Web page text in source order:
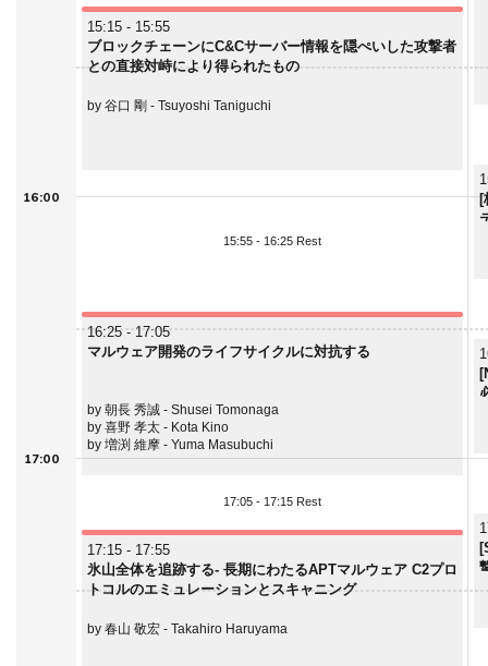
16:00
17:00
15:15 - 15:55
ブロックチェーンにC&Cサーバー情報を隠ぺいした攻撃者
との直接対峙により得られたもの
by 谷口 剛 - Tsuyoshi Taniguchi
15:55 - 16:25 Rest
16:25 - 17:05
マルウェア開発のライフサイクルに対抗する
by 朝長 秀誠 - Shusei Tomonaga
by 喜野 孝太 - Kota Kino
by 増渕 維摩 - Yuma Masubuchi
17:05 - 17:15 Rest
17:15 - 17:55
氷山全体を追跡する- 長期にわたるAPTマルウェア C2プロ
トコルのエミュレーションとスキャニング
by 春山 敬宏 - Takahiro Haruyama
[